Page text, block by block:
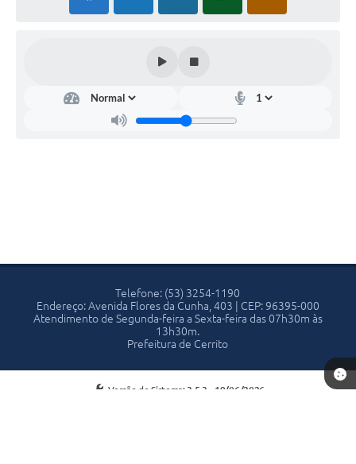
Telefone: (53) 3254-1190
Endereço: Avenida Flores da Cunha, 403 | CEP: 96395-000
Atendimento de Segunda-feira a Sexta-feira das 07h30m às
13h30m.
Prefeitura de Cerrito
Versão do Sistema: 3.5.3 - 19/06/2026